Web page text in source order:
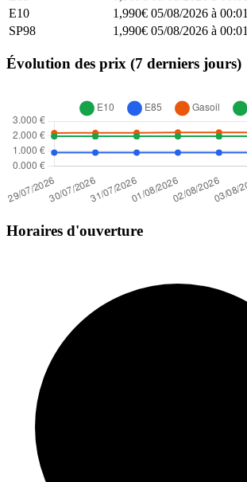
E10
1,990€ 05/08/2026 à 00:01
SP98
1,990€ 05/08/2026 à 00:01
Évolution des prix (7 derniers jours)
Horaires d'ouverture